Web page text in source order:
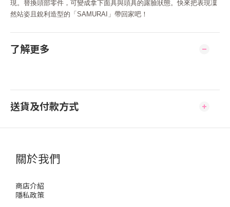
現。替換頭部零件，可變成拿下面具與頭具的露臉狀態。快來把表現凜
然站姿且銳利造型的「SAMURAI」帶回家吧！
了解更多
送貨及付款方式
關於我們
商店介紹
隱私政策